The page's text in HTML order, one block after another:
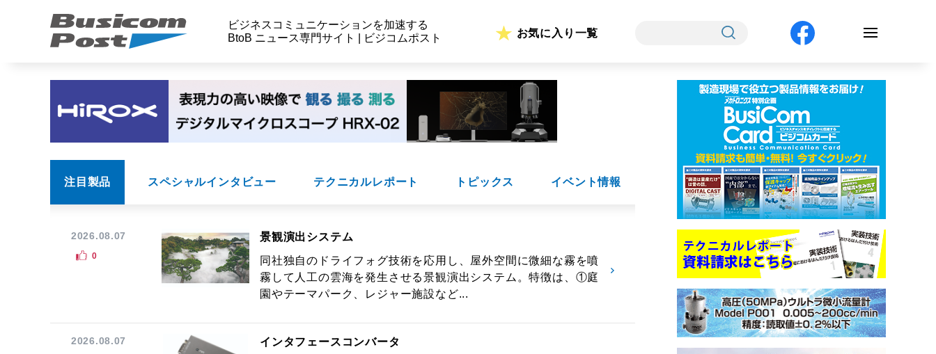
ビジネスコミュニケーションを加速する
BtoB ニュース専門サイト | ビジコムポスト
お気に入り一覧
注目製品 スペシャルインタビュー テクニカルレポート トピックス イベント情報
2026.08.07
景観演出システム
同社独自のドライフォグ技術を応用し、屋外空間に微細な霧を噴
霧して人工の雲海を発生させる景観演出システム。特徴は、①庭
園やテーマパーク、レジャー施設など...
0
2026.08.07
インタフェースコンバータ